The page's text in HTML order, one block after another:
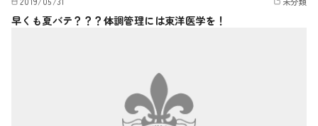
早くも夏バテ？？？体調管理には東洋医学を！